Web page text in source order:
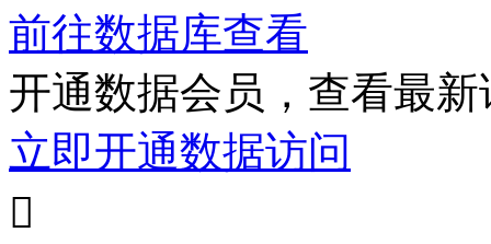
前往数据库查看
开通数据会员，查看最
立即开通数据访问
